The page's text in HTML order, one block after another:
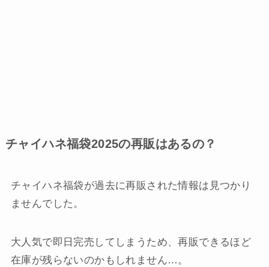
チャイハネ福袋2025の再販はあるの？
チャイハネ福袋が過去に再販された情報は見つかり
ませんでした。
大人気で即日完売してしまうため、再販できるほど
在庫が残らないのかもしれません…。